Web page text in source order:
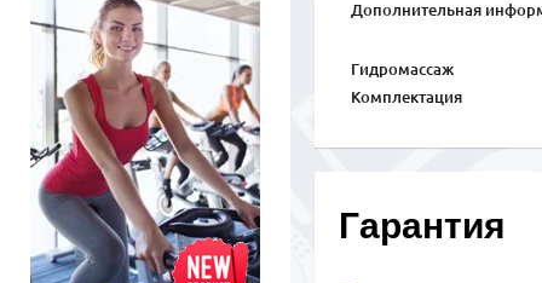
Дополнительная
Гидромассаж
Комплектация
Гарантия